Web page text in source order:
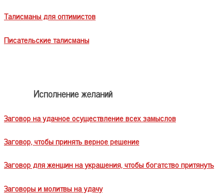
Талисманы для оптимистов
Писательские талисманы
Исполнение желаний
Заговор на удачное осуществление всех замыслов
Заговор, чтобы принять верное решение
Заговор для женщин на украшения, чтобы богатство притянуть
Заговоры и молитвы на удачу